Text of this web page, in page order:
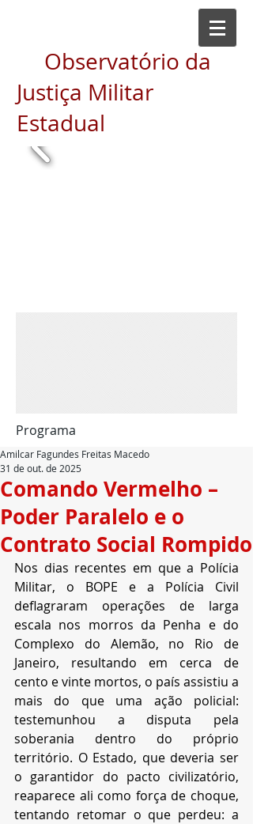
Observatório da
Justiça Militar
Estadual
Programa
Comando Vermelho –
Poder Paralelo e o
Contrato Social Rompido
Amilcar Fagundes Freitas Macedo
31 de out. de 2025
Nos dias recentes em que a Polícia
Militar, o BOPE e a Polícia Civil
deflagraram operações de larga
escala nos morros da Penha e do
Complexo do Alemão, no Rio de
Janeiro, resultando em cerca de
cento e vinte mortos, o país assistiu a
mais do que uma ação policial:
testemunhou a disputa pela
soberania dentro do próprio
território. O Estado, que deveria ser
o garantidor do pacto civilizatório,
reaparece ali como força de choque,
tentando retomar o que perdeu: a